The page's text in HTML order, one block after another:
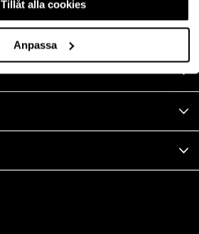
Tillåt alla cookies
Anpassa